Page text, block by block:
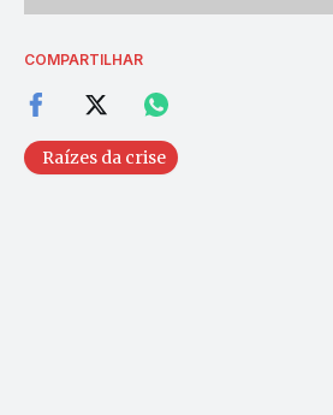
COMPARTILHAR
Raízes da crise